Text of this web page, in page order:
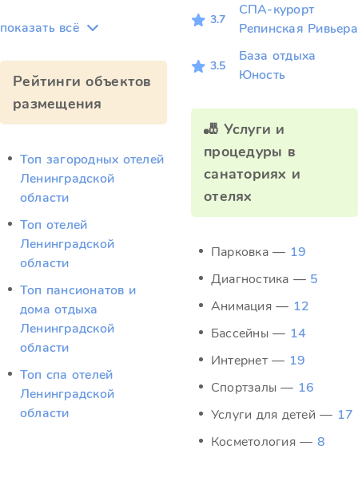
показать всё
Рейтинги объектов
размещения
Топ загородных отелей
Ленинградской
области
Топ отелей
Ленинградской
области
Топ пансионатов и
дома отдыха
Ленинградской
области
Топ спа отелей
Ленинградской
области
3.7
СПА-курорт
Репинская Ривьера
3.5
База отдыха
Юность
🎳 Услуги и
процедуры в
санаториях и
отелях
Парковка — 19
Диагностика — 5
Анимация — 12
Бассейны — 14
Интернет — 19
Спортзалы — 16
Услуги для детей — 17
Косметология — 8